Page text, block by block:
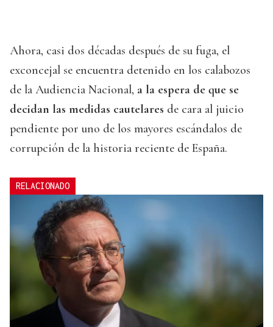
Ahora, casi dos décadas después de su fuga, el
exconcejal se encuentra detenido en los calabozos
de la Audiencia Nacional, a la espera de que se
decidan las medidas cautelares de cara al juicio
pendiente por uno de los mayores escándalos de
corrupción de la historia reciente de España.
RELACIONADO